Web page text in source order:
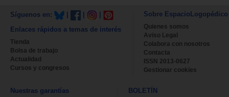
Síguenos en:
Enlaces rápidos a temas de interés
Tienda
Bolsa de trabajo
Actualidad
Cursos y congresos
Sobre EspacioLogopédico
Quienes somos
Aviso Legal
Colabora con nosotros
Contacta
ISSN 2013-0627
Gestionar cookies
Nuestras garantías BOLETÍN